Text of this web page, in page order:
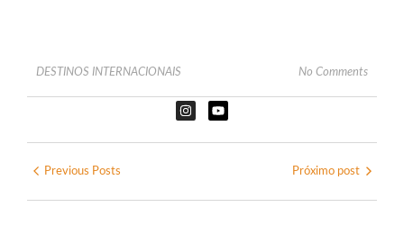
DESTINOS INTERNACIONAIS No Comments
Previous Posts Próximo post